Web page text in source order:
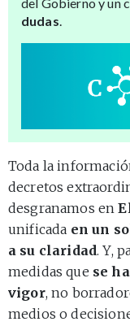
dudas
Toda la
decretos
desgranamos en
unificada en un
a su claridad. Y,
medidas que se
vigor, no
medios o